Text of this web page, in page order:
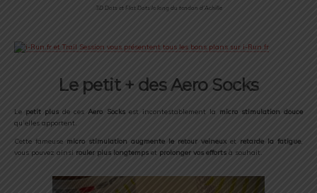
3D Dots et Flat Dots le long du tendon d’Achille
Le petit + des Aero Socks
Le petit plus de ces Aero Socksest incontestablement la micro stimulation douce
qu’elles apportent.
Cette fameuse micro stimulation augmente le retour veineux et retarde la fatigue
vous pouvez ainsi rouler plus longtemps et prolonger vos efforts à souhait.